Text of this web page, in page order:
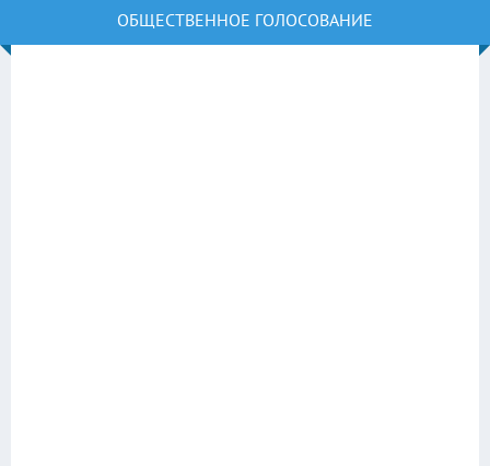
ОБЩЕСТВЕННОЕ ГОЛОСОВАНИЕ